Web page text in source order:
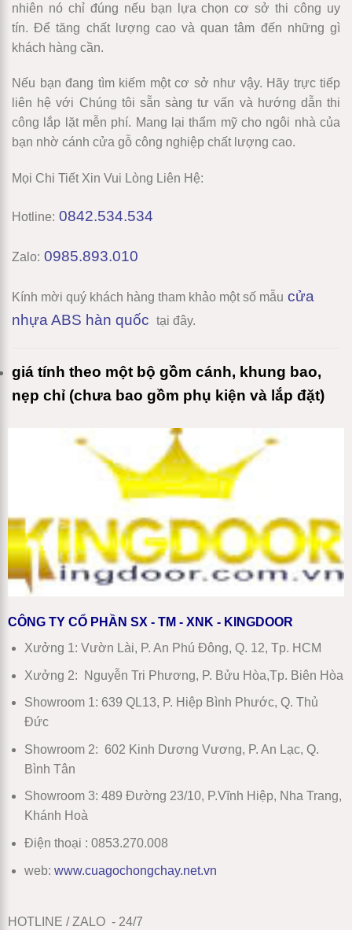
nhiên nó chỉ đúng nếu bạn lựa chọn cơ sở thi công uy
tín. Để tăng chất lượng cao và quan tâm đến những gì
khách hàng cần.
Nếu bạn đang tìm kiếm một cơ sở như vậy. Hãy trực tiếp
liên hệ với Chúng tôi sẵn sàng tư vấn và hướng dẫn thi
công lắp lặt mễn phí. Mang lại thẩm mỹ cho ngôi nhà của
bạn nhờ cánh cửa gỗ công nghiệp chất lượng cao.
Mọi Chi Tiết Xin Vui Lòng Liên Hệ:
Hotline: 0842.534.534
Zalo: 0985.893.010
Kính mời quý khách hàng tham khảo một số mẫu cửa
nhựa ABS hàn quốc tại đây.
giá tính theo một bộ gồm cánh, khung bao,
nẹp chỉ (chưa bao gồm phụ kiện và lắp đặt)
CÔNG TY CỔ PHẦN SX - TM - XNK - KINGDOOR
Xưởng 1: Vườn Lài, P. An Phú Đông, Q. 12, Tp. HCM
Xưởng 2: Nguyễn Tri Phương, P. Bửu Hòa,Tp. Biên Hòa
Showroom 1: 639 QL13, P. Hiệp Bình Phước, Q. Thủ
Đức
Showroom 2: 602 Kinh Dương Vương, P. An Lạc, Q.
Bình Tân
Showroom 3: 489 Đường 23/10, P.Vĩnh Hiệp, Nha Trang,
Khánh Hoà
Điện thoại : 0853.270.008
web: www.cuagochongchay.net.vn
HOTLINE / ZALO - 24/7